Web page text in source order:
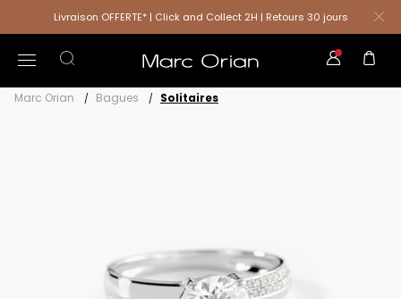
Livraison OFFERTE* | Click and Collect 2H | Retours 30 jours
Marc Orian Bagues Solitaires